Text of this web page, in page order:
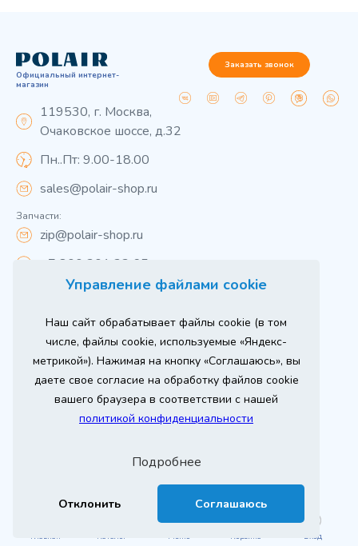
Управление файлами cookie
Наш сайт обрабатывает файлы cookie (в том
числе, файлы cookie, используемые «Яндекс-
метрикой»). Нажимая на кнопку «Соглашаюсь», вы
даете свое согласие на обработку файлов cookie
вашего браузера в соответствии с нашей
политикой конфиденциальности
Подробнее
Отклонить Соглашаюсь
Официальный интернет-
магазин
119530, г. Москва,
Очаковское шоссе, д.32
Пн..Пт: 9.00-18.00
sales@polair-shop.ru
Запчасти:
zip@polair-shop.ru
+7 800 301 33 65
Заказать звонок
Вся информация на сайте о товарах носит
справочный характер и не является публичной
офертой в соответствии с пунктом 2 статьи 437 ГК РФ.
Для получения подробной информации о наличии и
стоимости указанных товаров и (или) услуг,
пожалуйста, обращайтесь к менеджеру сайта по
телефону
При использовании материалов сайта ссылка
Продвижение сайта
Главная Каталог Меню Корзина Вход